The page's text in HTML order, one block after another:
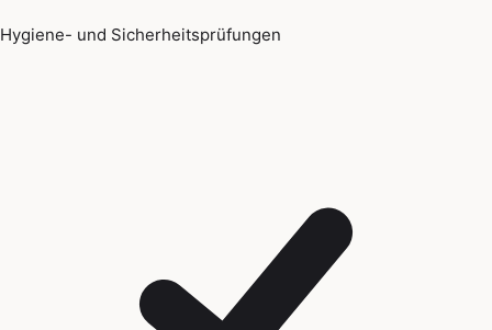
Hygiene- und Sicherheitsprüfungen